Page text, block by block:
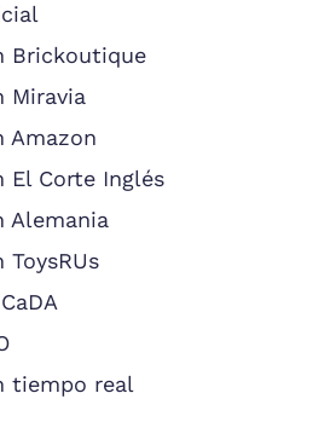
Brickoutique
Miravia
Amazon
El Corte Inglés
Alemania
ToysRUs
tiempo real